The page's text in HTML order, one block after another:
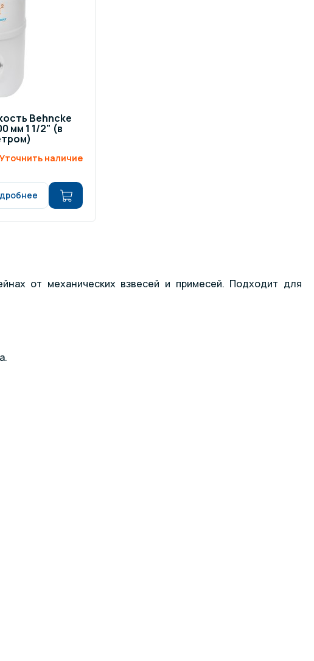
воды
материалы
Behncke
мм 1 1/2" (в
Уточнить наличие
от механических взвесей и примесей. Подходит для